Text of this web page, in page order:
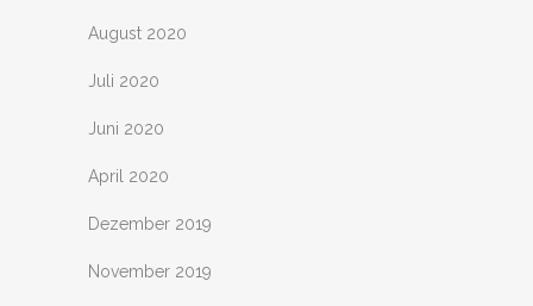
August 2020
Juli 2020
Juni 2020
April 2020
Dezember 2019
November 2019